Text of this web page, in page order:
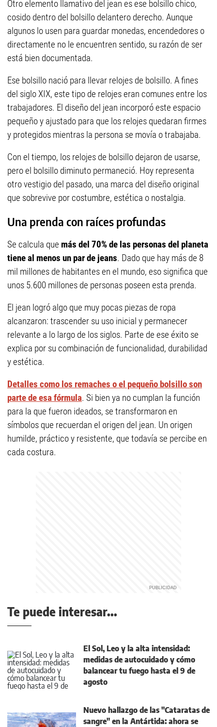
Otro elemento llamativo del jean es ese bolsillo chico,
cosido dentro del bolsillo delantero derecho. Aunque
algunos lo usen para guardar monedas, encendedores o
directamente no le encuentren sentido, su razón de ser
está bien documentada.
Ese bolsillo nació para llevar relojes de bolsillo. A fines
del siglo XIX, este tipo de relojes eran comunes entre los
trabajadores. El diseño del jean incorporó este espacio
pequeño y ajustado para que los relojes quedaran firmes
y protegidos mientras la persona se movía o trabajaba.
Con el tiempo, los relojes de bolsillo dejaron de usarse,
pero el bolsillo diminuto permaneció. Hoy representa
otro vestigio del pasado, una marca del diseño original
que sobrevive por costumbre, estética o nostalgia.
Una prenda con raíces profundas
Se calcula que más del 70% de las personas del planeta
tiene al menos un par de jeans. Dado que hay más de 8
mil millones de habitantes en el mundo, eso significa que
unos 5.600 millones de personas poseen esta prenda.
El jean logró algo que muy pocas piezas de ropa
alcanzaron: trascender su uso inicial y permanecer
relevante a lo largo de los siglos. Parte de ese éxito se
explica por su combinación de funcionalidad, durabilidad
y estética.
Detalles como los remaches o el pequeño bolsillo son
parte de esa fórmula. Si bien ya no cumplan la función
para la que fueron ideados, se transformaron en
símbolos que recuerdan el origen del jean. Un origen
humilde, práctico y resistente, que todavía se percibe en
cada costura.
Te puede interesar...
El Sol, Leo y la alta intensidad:
medidas de autocuidado y cómo
balancear tu fuego hasta el 9 de
agosto
Nuevo hallazgo de las "Cataratas de
sangre" en la Antártida: ahora se